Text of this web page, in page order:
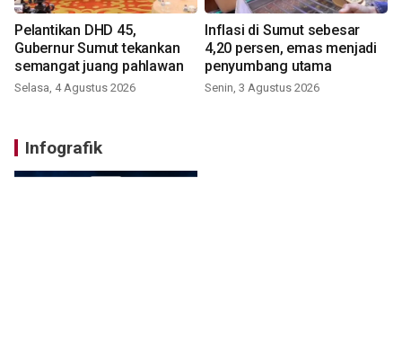
Pelantikan DHD 45,
Gubernur Sumut tekankan
semangat juang pahlawan
Selasa, 4 Agustus 2026
Inflasi di Sumut sebesar
4,20 persen, emas menjadi
penyumbang utama
Senin, 3 Agustus 2026
Infografik